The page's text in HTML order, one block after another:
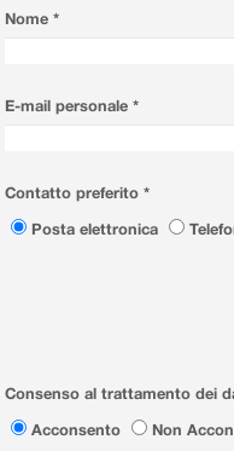
Nome *
E-mail personale *
Contatto preferito *
Posta elettronica
Consenso al trattamento dei
Acconsento
Non